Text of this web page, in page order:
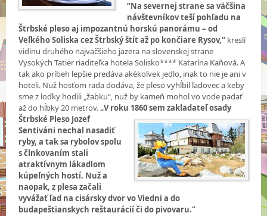
“Na severnej strane sa väčšina
návštevníkov teší pohľadu na
Štrbské pleso aj impozantnú horskú panorámu – od
Veľkého Soliska cez Štrbský štít až po končiare Rysov,“ kreslí
vidinu druhého najväčšieho jazera na slovenskej strane
Vysokých Tatier riaditeľka hotela Solisko**** Katarína Kaňová. A
tak ako príbeh lepšie predáva akékoľvek jedlo, inak to nie je ani v
hoteli. Nuž hosťom rada dodáva, že pleso vyhĺbil ľadovec a keby
sme z loďky hodili „žabku“, nuž by kameň mohol vo vode padať
až do hĺbky 20 metrov.„V roku 1860 sem zakladateľ osady
Štrbské Pleso Jozef
Sentiváni nechal nasadiť
ryby, a tak sa rybolov spolu
s člnkovaním stali
atraktívnym lákadlom
kúpeľných hostí. Nuž a
naopak, z plesa začali
vyvážať ľad na cisársky dvor vo Viedni a do
budapeštianskych reštaurácií či do pivovaru.“